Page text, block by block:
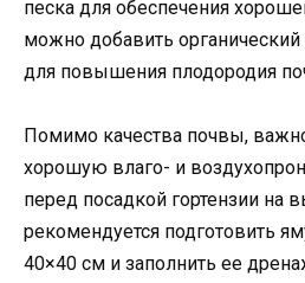
песка для обеспечения
можно добавить
для повышения плодородия
Помимо качества почвы,
хорошую влаго- и
перед посадкой гортензии на
рекомендуется подготовить
40×40 см и заполнить ее